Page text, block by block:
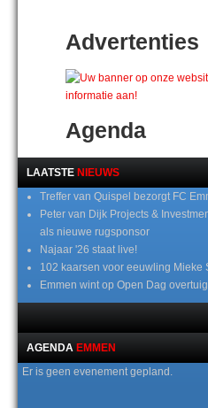
Advertenties
Agenda
LAATSTE NIEUWS
Treffer van Quispel bezorgt FC
Peter van Dijk Projects &
als nieuwe rugsponsor
Najaar '26 staat live!
102 kaarsen voor eeuwling Mieke
Emmen wint op Open Dag
AGENDA EMMEN
Er is geen evenement gepland.